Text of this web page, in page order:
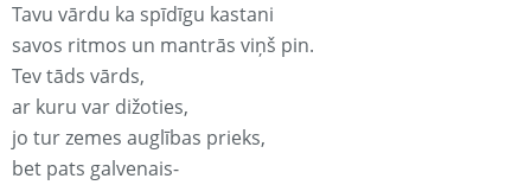
Tavu vārdu ka spīdīgu kastani
savos ritmos un mantrās viņš pin.
Tev tāds vārds,
ar kuru var dižoties,
jo tur zemes auglības prieks,
bet pats galvenais-